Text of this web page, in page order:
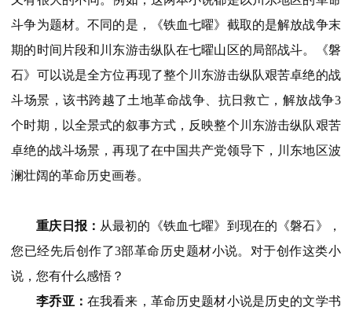
斗争为题材。不同的是，《铁血七曜》截取的是解放战争末
期的时间片段和川东游击纵队在七曜山区的局部战斗。《磐
石》可以说是全方位再现了整个川东游击纵队艰苦卓绝的战
斗场景，该书跨越了土地革命战争、抗日救亡，解放战争3
个时期，以全景式的叙事方式，反映整个川东游击纵队艰苦
卓绝的战斗场景，再现了在中国共产党领导下，川东地区波
澜壮阔的革命历史画卷。
重庆日报： 从最初的《铁血七曜》到现在的《磐石》，
您已经先后创作了3部革命历史题材小说。对于创作这类小
说，您有什么感悟？
李乔亚： 在我看来，革命历史题材小说是历史的文学书